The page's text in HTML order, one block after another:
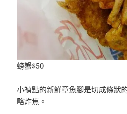
螃蟹$50
小禎點的新鮮章魚腳是切成條狀
略炸焦。